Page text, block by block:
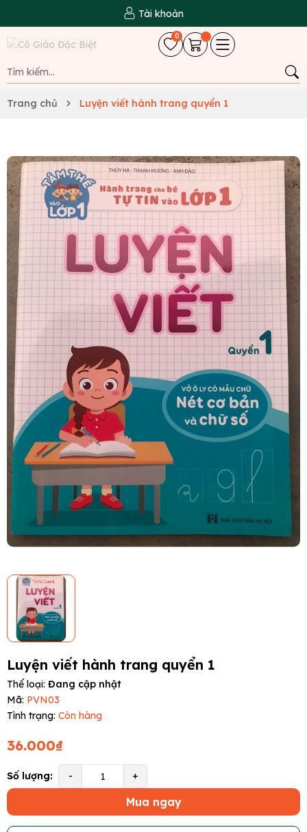
Tài khoản
0
Trang chủ Luyện viết hành trang quyển 1
Luyện viết hành trang quyển 1
Thể loại: Đang cập nhật
Mã: PVN03
Tình trạng: Còn hàng
36.000₫
Số lượng: - +
Mua ngay